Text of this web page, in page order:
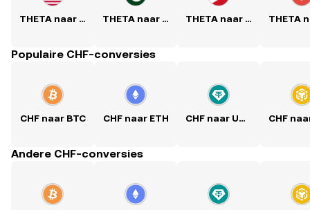
THETA naar USD THETA naar PKR THETA naar PHP
Populaire CHF-conversies
CHF naar BTC CHF naar ETH CHF naar USDT
Andere CHF-conversies